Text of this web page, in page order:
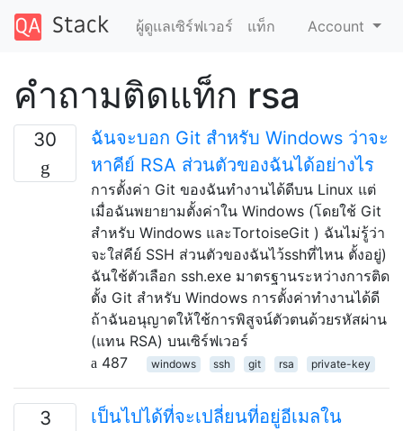
ผู้ดูแลเซิร์ฟเวอร์ แท็ก Account
คำถามติดแท็ก rsa
30
ฉันจะบอก Git สำหรับ Windows ว่าจะ
หาคีย์ RSA ส่วนตัวของฉันได้อย่างไร
การตั้งค่า Git ของฉันทำงานได้ดีบน Linux แต่
เมื่อฉันพยายามตั้งค่าใน Windows (โดยใช้ Git
สำหรับ Windows และTortoiseGit ) ฉันไม่รู้ว่า
จะใส่คีย์ SSH ส่วนตัวของฉันไว้sshที่ไหน ตั้งอยู่)
ฉันใช้ตัวเลือก ssh.exe มาตรฐานระหว่างการติด
ตั้ง Git สำหรับ Windows การตั้งค่าทำงานได้ดี
ถ้าฉันอนุญาตให้ใช้การพิสูจน์ตัวตนด้วยรหัสผ่าน
(แทน RSA) บนเซิร์ฟเวอร์
487
windows ssh git rsa private-key
3
เป็นไปได้ที่จะเปลี่ยนที่อยู่อีเมลใน